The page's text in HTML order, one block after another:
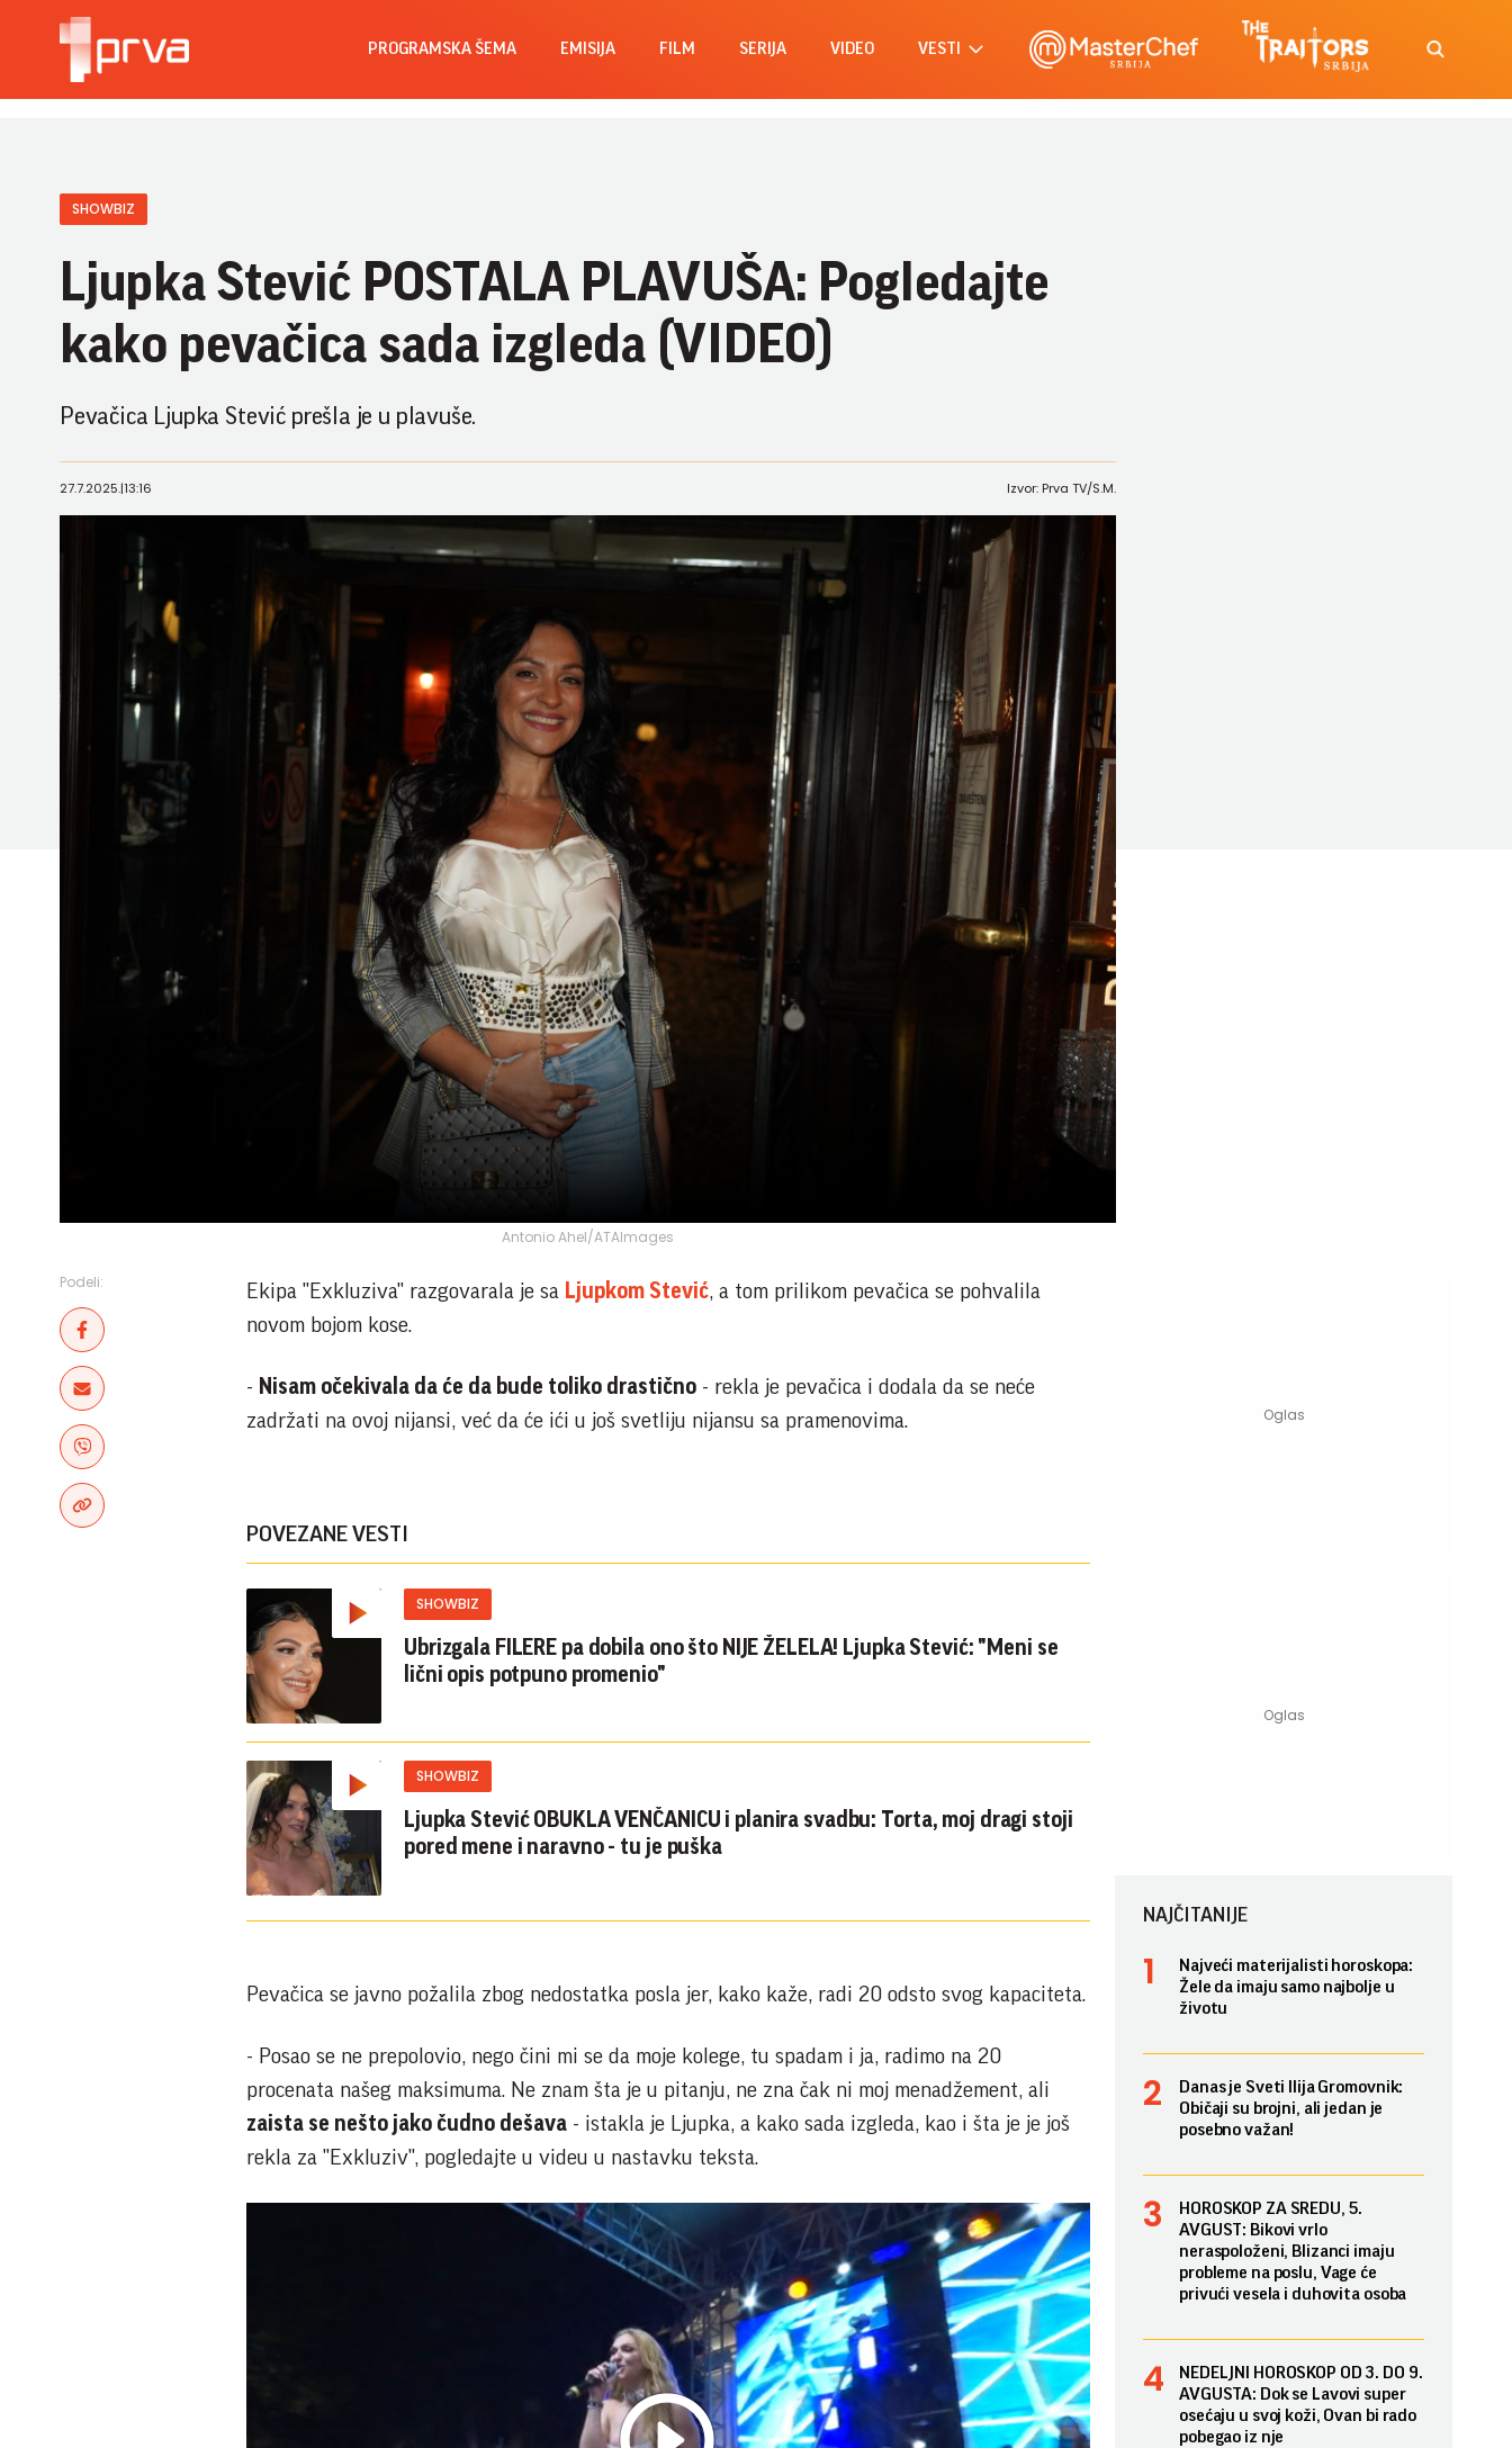
PROGRAMSKA ŠEMA EMISIJA FILM SERIJA VIDEO VESTI
SHOWBIZ
Ljupka Stević POSTALA PLAVUŠA: Pogledajte
kako pevačica sada izgleda (VIDEO)
Pevačica Ljupka Stević prešla je u plavuše.
Antonio Ahel/ATAImages
27.7.2025.|13:16 Izvor: Prva TV/S.M.
Podeli: Ekipa "Exkluziva" razgovarala je sa Ljupkom Stević, a tom prilikom pevačica se pohvalila
novom bojom kose.
- Nisam očekivala da će da bude toliko drastično - rekla je pevačica i dodala da se neće
zadržati na ovoj nijansi, već da će ići u još svetliju nijansu sa pramenovima.
POVEZANE VESTI
SHOWBIZ
Ubrizgala FILERE pa dobila ono što NIJE ŽELELA! Ljupka Stević: "Meni se
lični opis potpuno promenio"
SHOWBIZ
Ljupka Stević OBUKLA VENČANICU i planira svadbu: Torta, moj dragi stoji
pored mene i naravno - tu je puška
Pevačica se javno požalila zbog nedostatka posla jer, kako kaže, radi 20 odsto svog kapaciteta.
- Posao se ne prepolovio, nego čini mi se da moje kolege, tu spadam i ja, radimo na 20
procenata našeg maksimuma. Ne znam šta je u pitanju, ne zna čak ni moj menadžement, ali
zaista se nešto jako čudno dešava - istakla je Ljupka, a kako sada izgleda, kao i šta je je još
rekla za "Exkluziv", pogledajte u videu u nastavku teksta.
NAJČITANIJE
Najveći materijalisti horoskopa:
Žele da imaju samo najbolje u
životu
Danas je Sveti Ilija Gromovnik:
Običaji su brojni, ali jedan je
posebno važan!
HOROSKOP ZA SREDU, 5.
AVGUST: Bikovi vrlo
neraspoloženi, Blizanci imaju
probleme na poslu, Vage će
privući vesela i duhovita osoba
NEDELJNI HOROSKOP OD 3. DO 9.
AVGUSTA: Dok se Lavovi super
osećaju u svoj koži, Ovan bi rado
pobegao iz nje